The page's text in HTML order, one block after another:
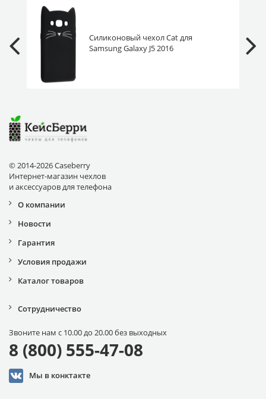
Силиконовый чехол Cat для
Samsung Galaxy J5 2016
© 2014-2026 Caseberry
Интернет-магазин чехлов
и аксессуаров для телефона
О компании
Новости
Гарантия
Условия продажи
Каталог товаров
Сотрудничество
Звоните нам с 10.00 до 20.00 без выходных
8 (800) 555-47-08
Мы в конктакте